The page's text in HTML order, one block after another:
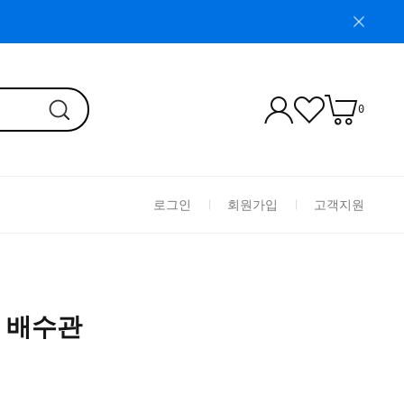
0
로그인 회원가입 고객지원
수관